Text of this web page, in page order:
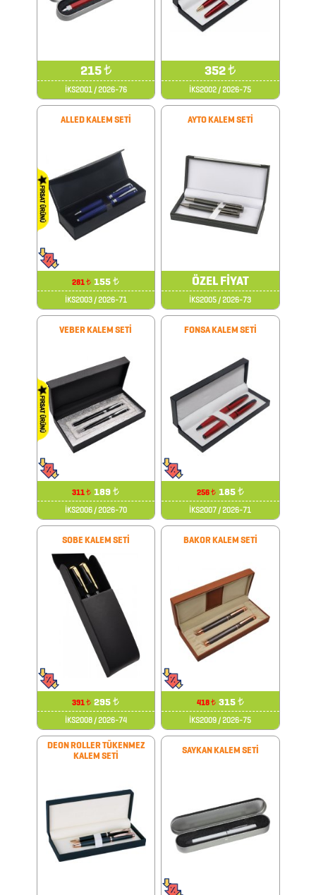
PROMOSYON
AJANDA
PROMOSYON
ANAHTARLIK
ARABA
AKSESUARLARI
AYNALAR
YETİŞTİRME
ÜRÜNLERİ
BLOKNOTLAR
TORNAVİDA
ÇAKMAKLAR
215₺
İKS2001 / 2026-76
352₺
İKS2002 / 2026-75
ALLED KALEM SETİ
281₺ 155₺
İKS2003 / 2026-71
AYTO KALEM SETİ
ÖZEL FİYAT
İKS2005 / 2026-73
VEBER KALEM SETİ
311₺ 189₺
İKS2006 / 2026-70
FONSA KALEM SETİ
256₺ 185 ₺
İKS2007 / 2026-71
SOBE KALEM SETİ
391₺ 295₺
İKS2008 / 2026-74
BAKOR KALEM SETİ
418₺ 315 ₺
İKS2009 / 2026-75
DEON ROLLER TÜKENMEZ
KALEM SETİ
SAYKAN KALEM SETİ